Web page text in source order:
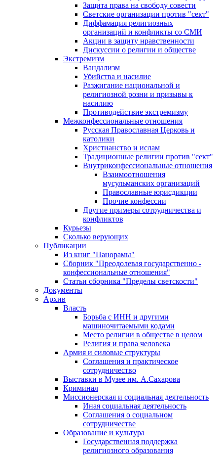
Защита права на свободу совести
Светские организации против "сект"
Диффамация религиозных
организаций и конфликты со СМИ
Акции в защиту нравственности
Дискуссии о религии и обществе
Экстремизм
Вандализм
Убийства и насилие
Разжигание национальной и
религиозной розни и призывы к
насилию
Противодействие экстремизму
Межконфессиональные отношения
Русская Православная Церковь и
католики
Христианство и ислам
Традиционные религии против "сект"
Внутриконфессиональные отношения
Взаимоотношения
мусульманских организаций
Православные юрисдикции
Прочие конфессии
Другие примеры сотрудничества и
конфликтов
Курьезы
Сколько верующих
Публикации
Из книг "Панорамы"
Сборник "Преодолевая государственно -
конфессиональные отношения"
Статьи сборника "Пределы светскости"
Документы
Архив
Власть
Борьба с ИНН и другими
машиночитаемыми кодами
Место религии в обществе в целом
Религия и права человека
Армия и силовые структуры
Соглашения и практическое
сотрудничество
Выставки в Музее им. А.Сахарова
Криминал
Миссионерская и социальная деятельность
Иная социальная деятельность
Соглашения о социальном
сотрудничестве
Образование и культура
Государственная поддержка
религиозного образования